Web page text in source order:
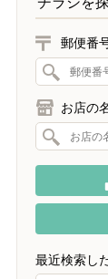
郵便番
お店の
最近検索し